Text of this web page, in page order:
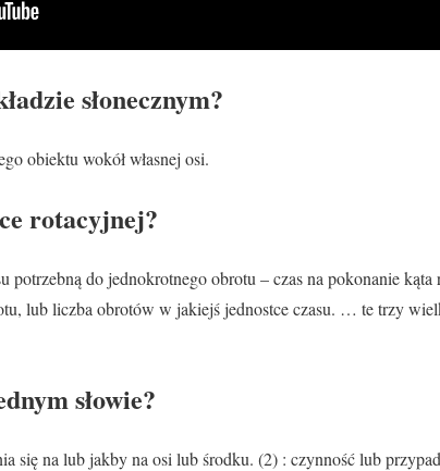
słonecznym?
obiektu wokół własnej osi.
rotacyjnej?
potrzebną do jednokrotnego obrotu – czas na pokonanie
lub liczba obrotów w jakiejś jednostce czasu. … te trzy
słowie?
się na lub jakby na osi lub środku. (2) : czynność lub